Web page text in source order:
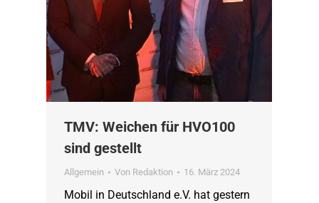
TMV: Weichen für HVO100
sind gestellt
Allgemein Von Redaktion 16. März 2024
Mobil in Deutschland e.V. hat gestern